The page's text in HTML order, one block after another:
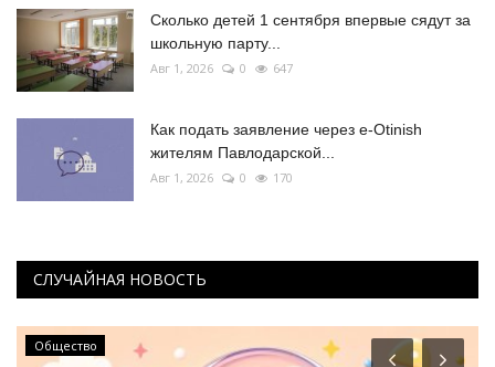
Сколько детей 1 сентября впервые сядут за
школьную парту...
Авг 1, 2026 0 647
Как подать заявление через e-Otinish
жителям Павлодарской...
Авг 1, 2026 0 170
СЛУЧАЙНАЯ НОВОСТЬ
Общество